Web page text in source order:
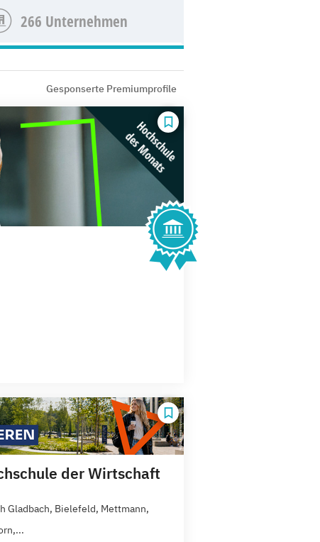
266 Unternehmen
Gesponserte Premiumprofile
Hochschule
des Monats
der Wirtschaft
Gladbach, Bielefeld, Mettmann,